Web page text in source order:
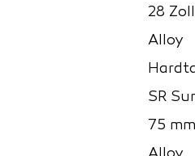
28 Zoll
Alloy
SR
75 mm